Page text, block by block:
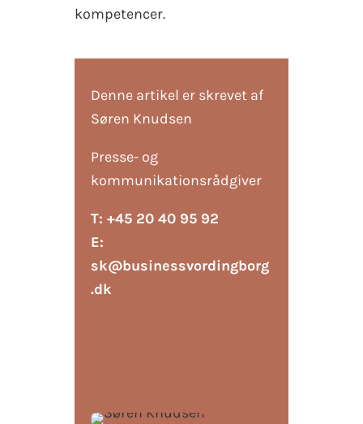
kompetencer.
Denne artikel er skrevet af
Søren Knudsen
Presse- og
kommunikationsrådgiver
T: +45 20 40 95 92
E:
sk@businessvordingborg
.dk